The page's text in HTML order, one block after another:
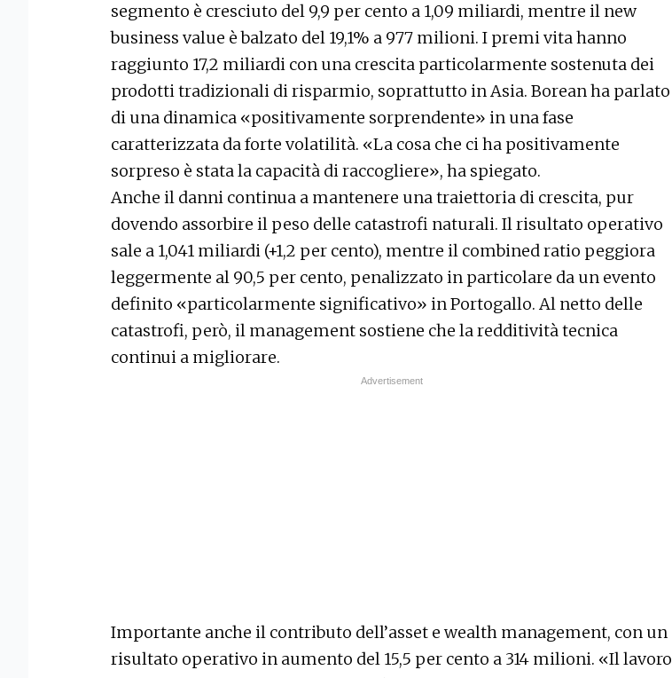
segmento è cresciuto del 9,9 per cento a 1,09 miliardi, mentre il new
business value è balzato del 19,1% a 977 milioni. I premi vita hanno
raggiunto 17,2 miliardi con una crescita particolarmente sostenuta dei
prodotti tradizionali di risparmio, soprattutto in Asia. Borean ha parlato
di una dinamica «positivamente sorprendente» in una fase
caratterizzata da forte volatilità. «La cosa che ci ha positivamente
sorpreso è stata la capacità di raccogliere», ha spiegato.
Anche il danni continua a mantenere una traiettoria di crescita, pur
dovendo assorbire il peso delle catastrofi naturali. Il risultato operativo
sale a 1,041 miliardi (+1,2 per cento), mentre il combined ratio peggiora
leggermente al 90,5 per cento, penalizzato in particolare da un evento
definito «particolarmente significativo» in Portogallo. Al netto delle
catastrofi, però, il management sostiene che la redditività tecnica
continui a migliorare.
Importante anche il contributo dell’asset e wealth management, con un
risultato operativo in aumento del 15,5 per cento a 314 milioni. «Il lavoro